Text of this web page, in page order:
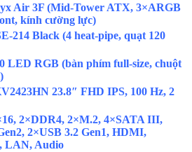
Air 3F (Mid-Tower ATX, 3×ARGB
kính cường lực)
214 Black (4 heat-pipe, quạt 120
LED RGB (bàn phím full-size, chuột
23.8″ FHD IPS, 100 Hz, 2
2×DDR4, 2×M.2, 4×SATA III,
2×USB 3.2 Gen1, HDMI,
LAN, Audio